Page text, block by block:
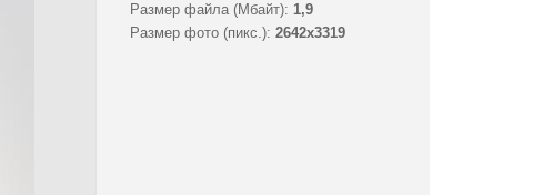
Размер файла (Мбайт): 1,9
Размер фото (пикс.): 2642x3319